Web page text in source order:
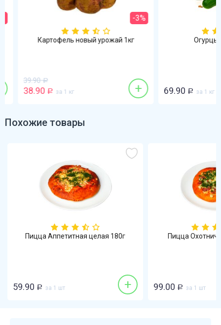
-3%
Картофель новый урожай 1кг
39.90 Р
38.90 Р за 1 кг +
Огурцы
69.90 Р за 1 кг
Похожие товары
Пицца Аппетитная целая 180г
59.90 Р за 1 шт +
Пицца
99.00 Р за 1 шт